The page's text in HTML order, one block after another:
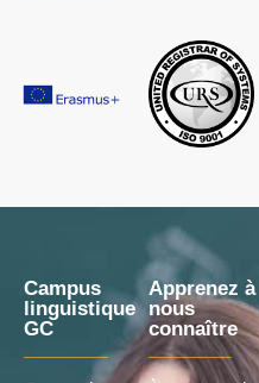
Campus
linguistique
GC
Apprenez à
nous
connaître